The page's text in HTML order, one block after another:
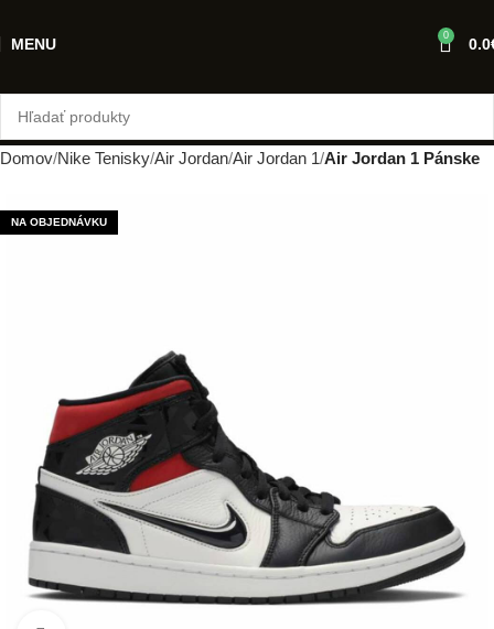
MENU 0 0.0
Domov Nike Tenisky Air Jordan Air Jordan 1 Air Jordan 1 Pánske
NA OBJEDNÁVKU